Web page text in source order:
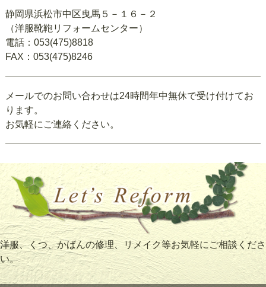
静岡県浜松市中区曳馬５－１６－２
（洋服靴鞄リフォームセンター）
電話：053(475)8818
FAX：053(475)8246
メールでのお問い合わせは24時間年中無休で受け付けてお
ります。
お気軽にご連絡ください。
洋服、くつ、かばんの修理、リメイク等お気軽にご相談くださ
い。